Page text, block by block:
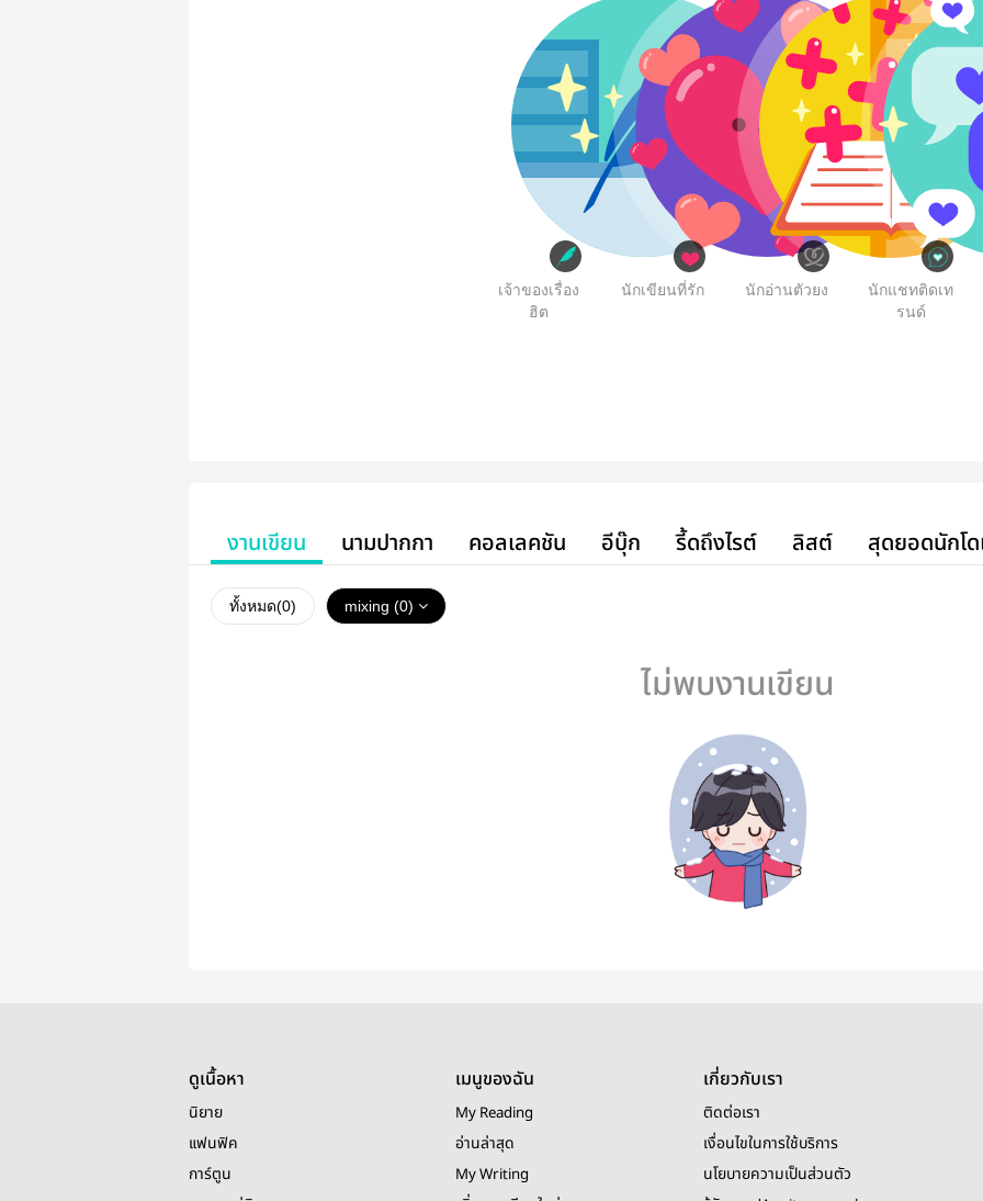
เจ้าของเรื่อง
ฮิต
นักเขียนที่รัก นักอ่านตัวยง
นักแชทติดเท
รนด์
งานเขียน นามปากกา คอลเลคชัน อีบุ๊ก รี้ดถึงไรต์ ลิสต์ สุดยอดนักโ
ทั้งหมด(0) mixing (0)
ไม่พบงานเขียน
ดูเนื้อหา
นิยาย
แฟนฟิค
การ์ตูน
เมนูของฉัน
My Reading
อ่านล่าสุด
My Writing
เกี่ยวกับเรา
ติดต่อเรา
เงื่อนไขในการใช้บริการ
นโยบายความเป็นส่วนตัว